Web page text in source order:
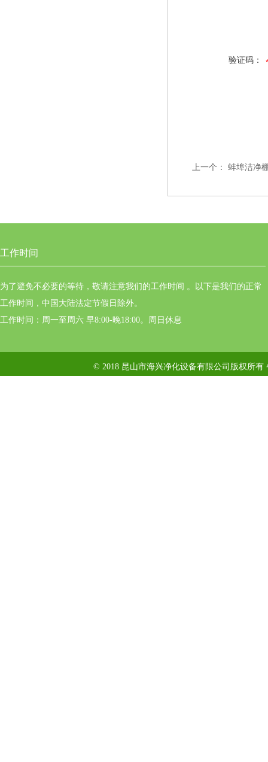
验证码：
上一个： 蚌埠洁净
工作时间
为了避免不必要的等待，敬请注意我们的工作时间 。以下是我们的正常
工作时间，中国大陆法定节假日除外。
工作时间：周一至周六 早8:00-晚18:00。周日休息
© 2018 昆山市海兴净化设备有限公司版权所有